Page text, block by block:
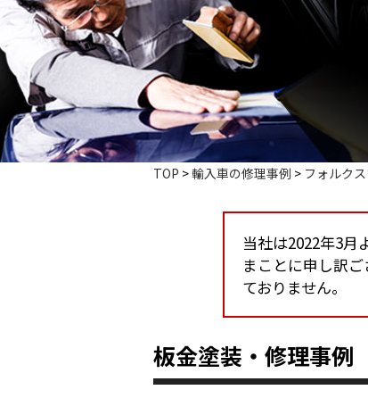
TOP >輸入車の修理事例 > フォルク
当社は2022年3月
まことに申し訳
ておりません。
板金塗装・修理事例